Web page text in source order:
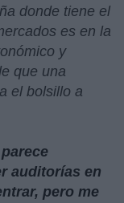
donde tiene el
es en la
y
que una
el bolsillo a
auditorías en
pero me